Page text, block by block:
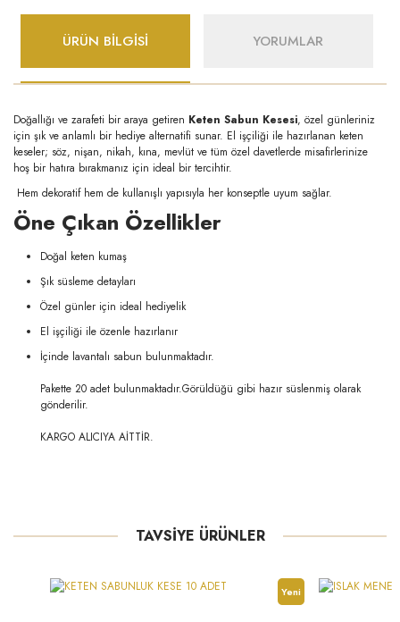
ÜRÜN BİLGİSİ YORUMLAR
Doğallığı ve zarafeti bir araya getiren Keten Sabun Kesesi, özel günleriniz
için şık ve anlamlı bir hediye alternatifi sunar. El işçiliği ile hazırlanan keten
keseler; söz, nişan, nikah, kına, mevlüt ve tüm özel davetlerde misafirlerinize
hoş bir hatıra bırakmanız için ideal bir tercihtir.
Hem dekoratif hem de kullanışlı yapısıyla her konseptle uyum sağlar.
Öne Çıkan Özellikler
Doğal keten kumaş
Şık süsleme detayları
Özel günler için ideal hediyelik
El işçiliği ile özenle hazırlanır
İçinde lavantalı sabun bulunmaktadır.
Pakette 20 adet bulunmaktadır.Görüldüğü gibi hazır süslenmiş olarak
gönderilir.
KARGO ALICIYA AİTTİR.
TAVSİYE ÜRÜNLER
Yeni